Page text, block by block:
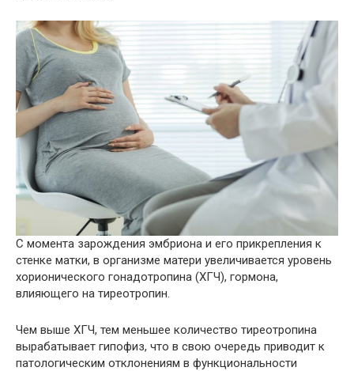
С момента зарождения эмбриона и его прикрепления к
стенке матки, в организме матери увеличивается уровень
хорионического гонадотропина (ХГЧ), гормона,
влияющего на тиреотропин.
Чем выше ХГЧ, тем меньшее количество тиреотропина
вырабатывает гипофиз, что в свою очередь приводит к
патологическим отклонениям в функциональности